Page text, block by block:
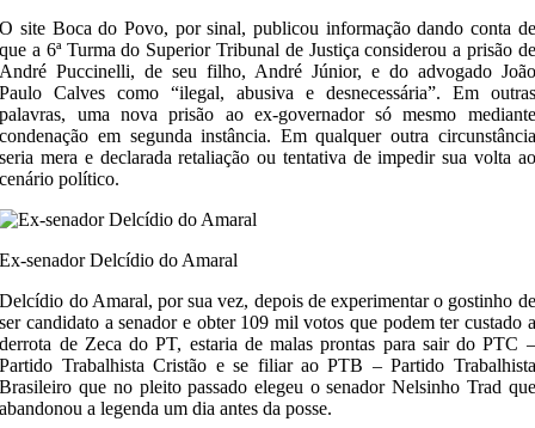
O site Boca do Povo, por sinal, publicou informação dando conta de
que a 6ª Turma do Superior Tribunal de Justiça considerou a prisão de
André Puccinelli, de seu filho, André Júnior, e do advogado João
Paulo Calves como “ilegal, abusiva e desnecessária”. Em outras
palavras, uma nova prisão ao ex-governador só mesmo mediante
condenação em segunda instância. Em qualquer outra circunstância
seria mera e declarada retaliação ou tentativa de impedir sua volta ao
cenário político.
Ex-senador Delcídio do Amaral
Delcídio do Amaral, por sua vez, depois de experimentar o gostinho de
ser candidato a senador e obter 109 mil votos que podem ter custado a
derrota de Zeca do PT, estaria de malas prontas para sair do PTC –
Partido Trabalhista Cristão e se filiar ao PTB – Partido Trabalhista
Brasileiro que no pleito passado elegeu o senador Nelsinho Trad que
abandonou a legenda um dia antes da posse.